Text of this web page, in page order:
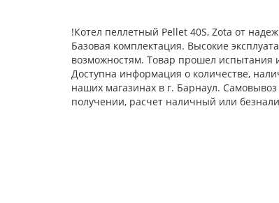
!Котел пеллетный Pellet 40S, Zota от
Базовая комплектация. Высокие
возможностям. Товар прошел испытания
Доступна информация о количестве,
наших магазинах в г. Барнаул.
получении, расчет наличный или